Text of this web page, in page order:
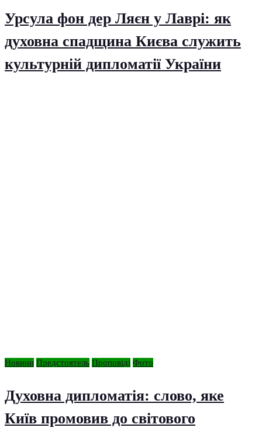
Урсула фон дер Ляєн у Лаврі: як
духовна спадщина Києва служить
культурній дипломатії України
Новини Предстоятель Проповіді Фото
Духовна дипломатія: слово, яке
Київ промовив до світового